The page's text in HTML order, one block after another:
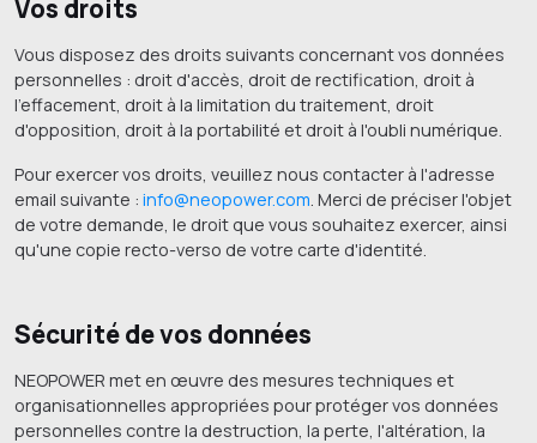
Vos droits
Vous disposez des droits suivants concernant vos données
personnelles : droit d'accès, droit de rectification, droit à
l'effacement, droit à la limitation du traitement, droit
d'opposition, droit à la portabilité et droit à l'oubli numérique.
Pour exercer vos droits, veuillez nous contacter à l'adresse
email suivante : info@neopower.com. Merci de préciser l'objet
de votre demande, le droit que vous souhaitez exercer, ainsi
qu'une copie recto-verso de votre carte d'identité.
Sécurité de vos données
NEOPOWER met en œuvre des mesures techniques et
organisationnelles appropriées pour protéger vos données
personnelles contre la destruction, la perte, l'altération, la